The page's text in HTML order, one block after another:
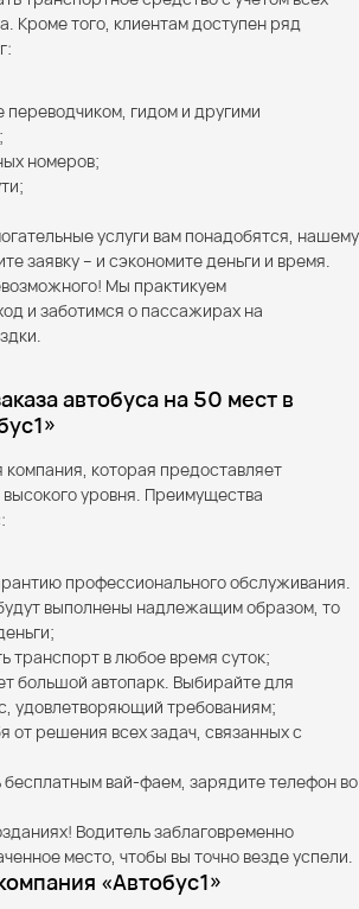
Кроме того, клиентам доступен ряд
гидом и другими
номеров;
услуги вам понадобятся, нашему
заявку – и сэкономите деньги и время.
Мы практикуем
и заботимся о пассажирах на
автобуса на 50 мест в
которая предоставляет
уровня. Преимущества
профессионального обслуживания.
выполнены надлежащим образом, то
транспорт в любое время суток;
большой автопарк. Выбирайте для
удовлетворяющий требованиям;
от решения всех задач, связанных с
бесплатным вай-фаем, зарядите телефон во
Водитель заблаговременно
место, чтобы вы точно везде успели.
«Автобус1»